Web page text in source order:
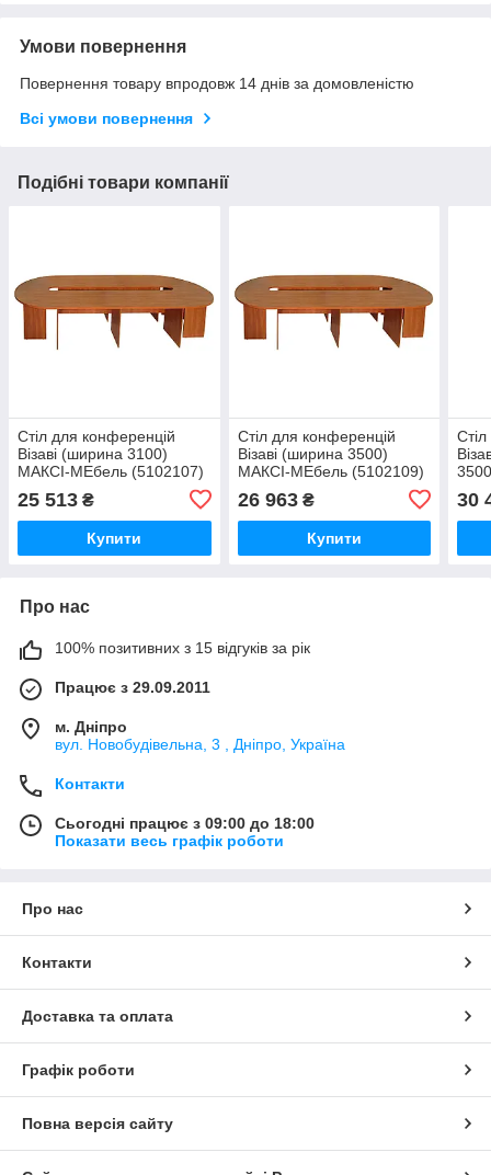
Умови повернення
Повернення товару впродовж 14 днів за домовленістю
Всі умови повернення
Подібні товари компанії
Стіл для конференцій
Візаві (ширина 3100)
МАКСІ-МЕбель (5102107)
25 513 ₴
Купити
Стіл для конференцій
Візаві (ширина 3500)
МАКСІ-МЕбель (5102109)
26 963₴
Купити
30
Про нас
100% позитивних з 15 відгуків за рік
Працює з 29.09.2011
м. Дніпро
вул. Новобудівельна, 3 , Дніпро, Україна
Контакти
Сьогодні працює з 09:00 до 18:00
Показати весь графік роботи
Про нас
Контакти
Доставка та оплата
Графік роботи
Повна версія сайту